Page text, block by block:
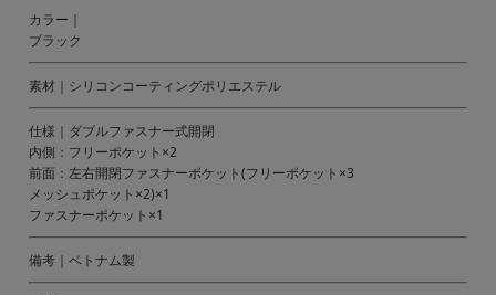
カラー｜
ブラック
素材｜シリコンコーティングポリエステル
仕様｜ダブルファスナー式開閉
内側：フリーポケット×2
前面：左右開閉ファスナーポケット(フリーポケット×3
メッシュポケット×2)×1
ファスナーポケット×1
備考｜ベトナム製